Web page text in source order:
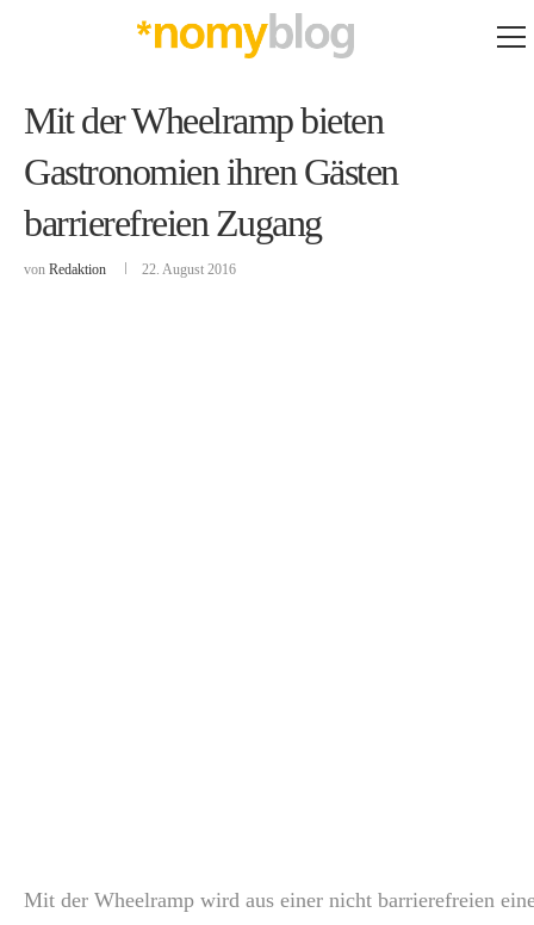
Mit der Wheelramp bieten
Gastronomien ihren Gästen
barrierefreien Zugang
von Redaktion 22. August 2016
Mit der Wheelramp wird aus einer nicht barrierefreien